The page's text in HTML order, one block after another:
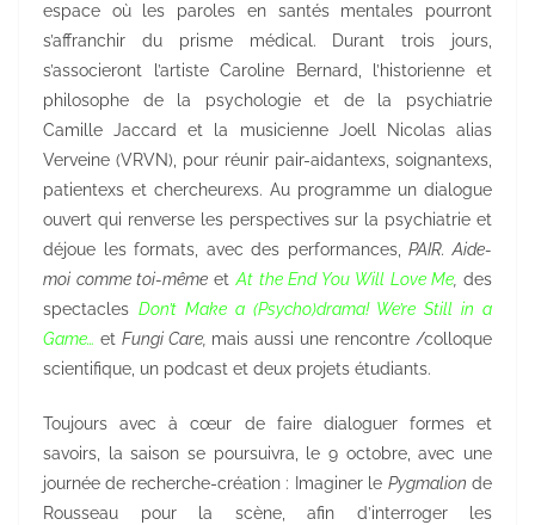
espace où les paroles en santés mentales pourront
s’affranchir du prisme médical. Durant trois jours,
s’associeront l’artiste Caroline Bernard, l’historienne et
philosophe de la psychologie et de la psychiatrie
Camille Jaccard et la musicienne Joell Nicolas alias
Verveine (VRVN), pour réunir pair-aidantexs, soignantexs,
patientexs et chercheurexs. Au programme un dialogue
ouvert qui renverse les perspectives sur la psychiatrie et
déjoue les formats, avec des performances,PAIR. Aide-
moi comme toi-mêmeetAt the End You Will Love Me ,des
spectacles Don’t Make a (Psycho)drama! We’re Still in a
Game… et Fungi Care, mais aussi une rencontre /colloque
scientifique, un podcast et deux projets étudiants.
Toujours avec à cœur de faire dialoguer formes et
savoirs, la saison se poursuivra, le 9 octobre, avec une
journée de recherche-création : Imaginer le Pygmalion de
Rousseau pour la scène, afin d’interroger les